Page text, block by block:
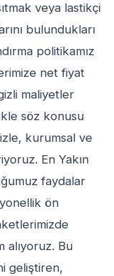
veya lastikçi
bulundukları
politikamız
net fiyat
maliyetler
söz konusu
kurumsal ve
En Yakın
faydalar
ön
alıyoruz. Bu
geliştiren,